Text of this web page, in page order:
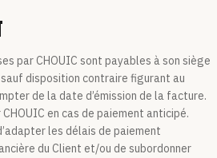
par CHOUIC sont payables à son siège
disposition contraire figurant au
de la date d’émission de la facture.
en cas de paiement anticipé.
les délais de paiement
du Client et/ou de subordonner